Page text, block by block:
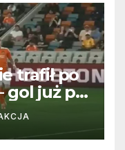
trafił po
gol już po